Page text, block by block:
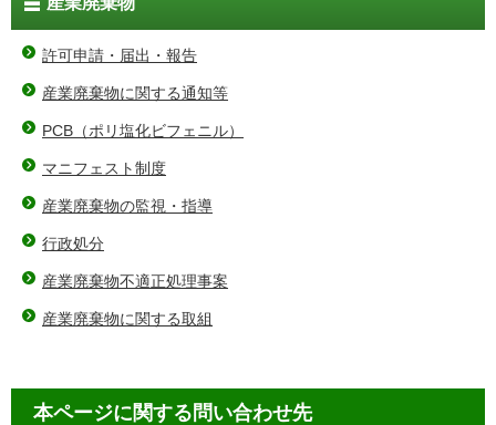
許可申請・届出・報告
産業廃棄物に関する通知等
PCB（ポリ塩化ビフェニル）
マニフェスト制度
産業廃棄物の監視・指導
行政処分
産業廃棄物不適正処理事案
産業廃棄物に関する取組
本ページに関する問い合わせ先